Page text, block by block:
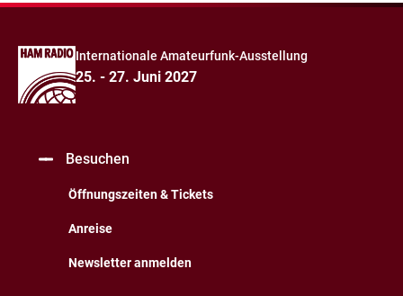
Internationale Amateurfunk-Ausstellung
25. - 27. Juni 2027
Besuchen
Öffnungszeiten & Tickets
Anreise
Newsletter anmelden